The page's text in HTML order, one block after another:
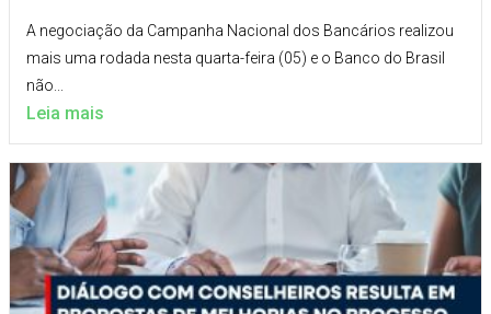
A negociação da Campanha Nacional dos Bancários realizou
mais uma rodada nesta quarta-feira (05) e o Banco do Brasil
não...
Leia mais